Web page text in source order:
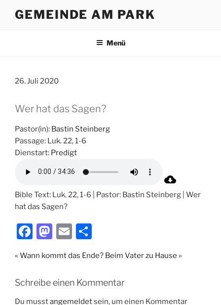
InhaltGEMEINDE AM PARK
Menü
26. Juli 2020
Wer hat das Sagen?
Pastor(in): Bastin Steinberg
Passage: Luk. 22, 1-6
Dienstart: Predigt
Bible Text: Luk. 22, 1-6 | Pastor: Bastin Steinberg | Wer
hat das Sagen?
F
c
e
M
st
o
E
m
ai
l
ei
le
n
« Wann kommt das Ende? Beim Vater zu Hause »
Schreibe einen Kommentar
Du musstangemeldetsein, um einen Kommentar